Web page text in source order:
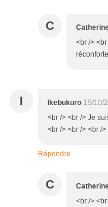
C
<br />
I Ikebukuro 19/10/
<br /> <br /> Je
<br /> <br /> <br />
Répondre
C
<br />